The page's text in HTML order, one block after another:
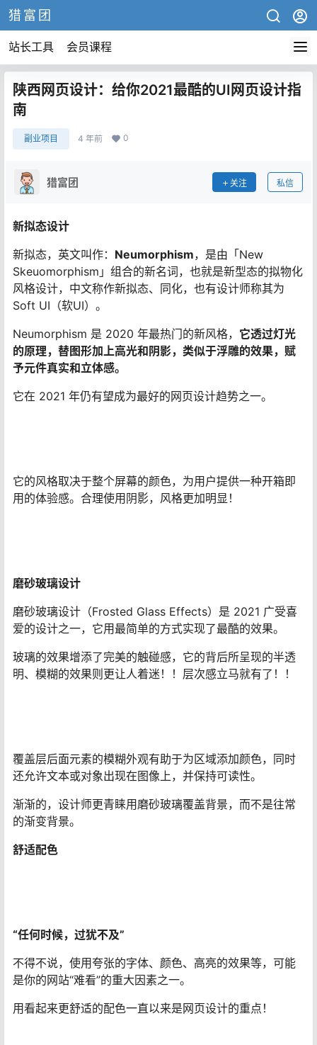
猎富团
站长工具 会员课程
陕西网页设计：给你2021最酷的UI网页设计指
南
副业项目 4 年前 0
猎富团 关注 私信
新拟态设计
新拟态，英文叫作： Neumorphism，是由「New
Skeuomorphism」组合的新名词，也就是新型态的拟物化
风格设计，中文称作新拟态、同化，也有设计师称其为
Soft UI（软UI）。
Neumorphism 是 2020 年最热门的新风格， 它透过灯光
的原理，替图形加上高光和阴影，类似于浮雕的效果，赋
予元件真实和立体感。
它在 2021 年仍有望成为最好的网页设计趋势之一。
它的风格取决于整个屏幕的颜色，为用户提供一种开箱即
用的体验感。合理使用阴影，风格更加明显！
磨砂玻璃设计
磨砂玻璃设计（Frosted Glass Effects）是 2021 广受喜
爱的设计之一，它用最简单的方式实现了最酷的效果。
玻璃的效果增添了完美的触碰感，它的背后所呈现的半透
明、模糊的效果则更让人着迷！！层次感立马就有了！！
覆盖层后面元素的模糊外观有助于为区域添加颜色，同时
还允许文本或对象出现在图像上，并保持可读性。
渐渐的，设计师更青睐用磨砂玻璃覆盖背景，而不是往常
的渐变背景。
舒适配色
“任何时候，过犹不及”
不得不说，使用夸张的字体、颜色、高亮的效果等，可能
是你的网站“难看”的重大因素之一。
用看起来更舒适的配色一直以来是网页设计的重点！